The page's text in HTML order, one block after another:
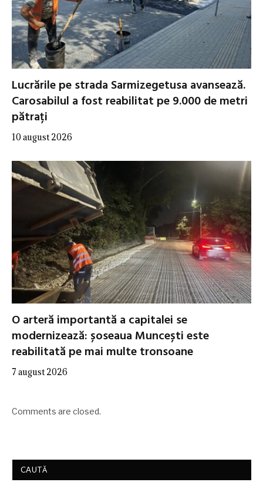
Lucrările pe strada Sarmizegetusa avansează.
Carosabilul a fost reabilitat pe 9.000 de metri
pătrați
10 august 2026
O arteră importantă a capitalei se
modernizează: șoseaua Muncești este
reabilitată pe mai multe tronsoane
7 august 2026
Comments are closed.
CAUTĂ